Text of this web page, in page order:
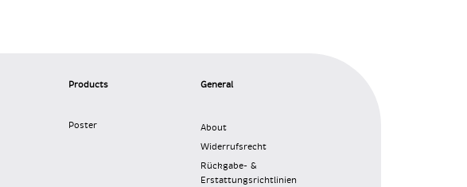
Products
Poster
General
About
Widerrufsrecht
Rückgabe- &
Erstattungsrichtlinien